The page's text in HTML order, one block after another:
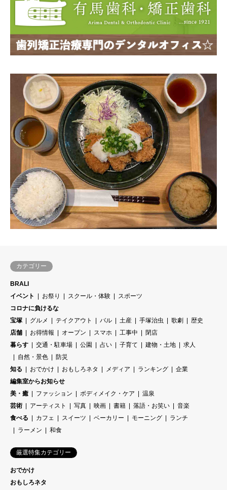
カテゴリー
BRALI
イベント
お祭り スクール・体験
スポーツ
コロナに負けるな
宝塚
グルメ テイクアウト バル 土産 手塚治虫 歌劇
歴史
店舗
お得情報 オープン スマホ 工事中
閉店
暮らす
交通・駐車場 公園 占い 子育て 建物・土地
求人
自然・景色
防災
知る
おでかけ おもしろネタ メディア ランキング
企業
編集室からお知らせ
美・癒
ファッション ボディメイク・ケア
温泉
芸術
アーティスト 写真 映画 書籍 落語・お笑い
音楽
食べる
カフェ スイーツ ベーカリー モーニング
ランチ
ラーメン
和食
厳選特集カテゴリー
おでかけ
おもしろネタ